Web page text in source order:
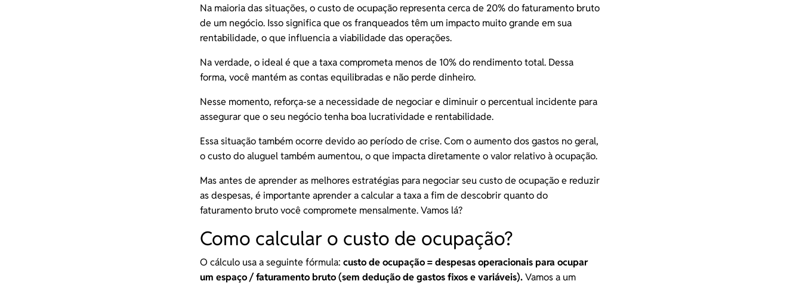
Na maioria das situações, o custo de ocupação representa cerca de 20% do faturamento bruto
de um negócio. Isso significa que osfranqueadostêm um impacto muito grande em sua
rentabilidade, o que influencia a viabilidade das operações.
Na verdade, o ideal é que a taxa comprometa menos de 10% do rendimento total. Dessa
forma, você mantém as contas equilibradas e não perde dinheiro.
Nesse momento, reforça-se a necessidade de negociar e diminuir o percentual incidente para
assegurar que o seu negócio tenha boa lucratividade e rentabilidade.
Essa situação também ocorre devido ao período de crise. Com o aumento dos gastos no geral,
o custo do aluguel também aumentou, o que impacta diretamente o valor relativo à ocupação.
Mas antes de aprender as melhores estratégias para negociar seu custo de ocupação e reduzir
as despesas, é importante aprender a calcular a taxa a fim de descobrir quanto do
faturamento bruto você compromete mensalmente. Vamos lá?
Como calcular o custo de ocupação?
O cálculo usa a seguinte fórmula:custo de ocupação = despesas operacionais para ocupar
um espaço / faturamento bruto (sem dedução de gastos fixos e variáveis).Vamos a um